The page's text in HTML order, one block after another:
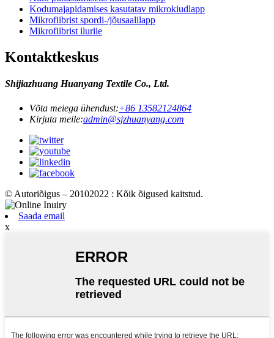
Kodumajapidamises kasutatav mikrokiudlapp
Mikrofiibrist spordi-/jõusaalilapp
Mikrofiibrist iluriie
Kontaktkeskus
Shijiazhuang Huanyang Textile Co., Ltd.
Võta meiega ühendust:+86 13582124864
Kirjuta meile:admin@sjzhuanyang.com
© Autoriõigus – 20102022 : Kõik õigused kaitstud.
Saada email
x